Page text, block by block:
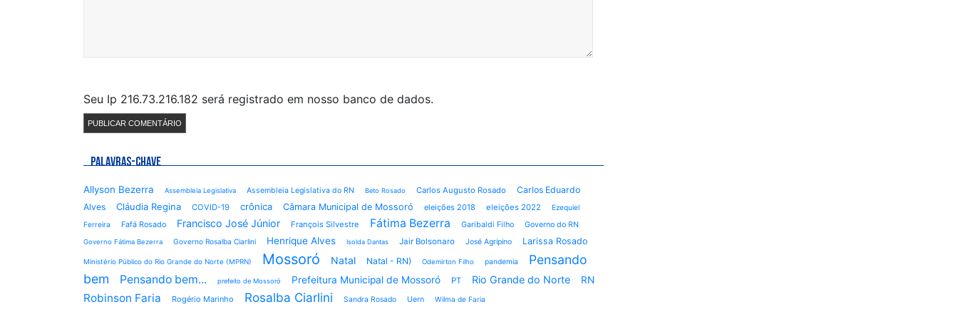
Seu Ip 216.73.216.182 será registrado em nosso banco de dados.
PALAVRAS-CHAVE
Allyson Bezerra Assembleia Legislativa Assembleia Legislativa do RN Beto Rosado Carlos Augusto Rosado
Carlos Eduardo
Alves
Cláudia Regina COVID-19 crônica Câmara Municipal de Mossoró eleições 2018 eleições 2022
Ezequiel
Ferreira
Fafá Rosado Francisco José Júnior François Silvestre Fátima Bezerra Garibaldi Filho Governo do RN
Governo Fátima Bezerra Governo Rosalba Ciarlini Henrique Alves Isolda Dantas Jair Bolsonaro José Agripino Larissa Rosado
Ministério Público do Rio Grande do Norte (MPRN) Mossoró Natal Natal - RN) Odemirton Filho pandemia
Pensando
bem
Pensando bem... prefeito de Mossoró Prefeitura Municipal de Mossoró PT Rio Grande do Norte RN
Robinson Faria Rogério Marinho Rosalba Ciarlini Sandra Rosado Uern Wilma de Faria